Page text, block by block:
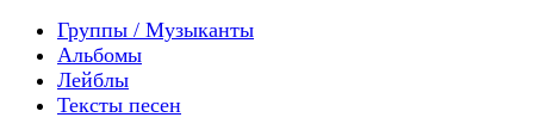
Группы / Музыканты
Альбомы
Лейблы
Тексты песен